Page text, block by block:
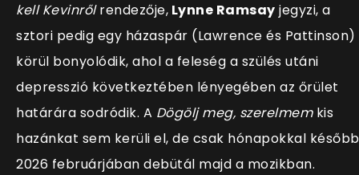
kell Kevinrőlrendezője, Lynne Ramsay jegyzi, a
sztori pedig egy házaspár (Lawrence és Pattinson)
körül bonyolódik, ahol a feleség a szülés utáni
depresszió következtében lényegében az őrület
határára sodródik. A Dögölj meg, szerelmemkis
hazánkat sem kerüli el, de csak hónapokkal
2026 februárjában debütál majd a mozikban.